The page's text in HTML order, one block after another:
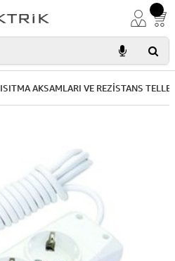
ISITMA AKSAMLARI VE REZİSTANS